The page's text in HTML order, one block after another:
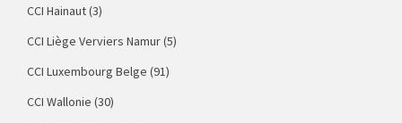
CCI Hainaut(3)
CCI Liège Verviers Namur(5)
CCI Luxembourg Belge (91)
CCI Wallonie (30)